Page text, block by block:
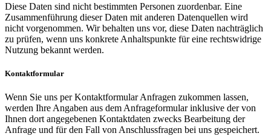
Diese Daten sind nicht bestimmten Personen zuordenbar. Eine
Zusammenführung dieser Daten mit anderen Datenquellen wird
nicht vorgenommen. Wir behalten uns vor, diese Daten nachträglich
zu prüfen, wenn uns konkrete Anhaltspunkte für eine rechtswidrige
Nutzung bekannt werden.
Kontaktformular
Wenn Sie uns per Kontaktformular Anfragen zukommen lassen,
werden Ihre Angaben aus dem Anfrageformular inklusive der von
Ihnen dort angegebenen Kontaktdaten zwecks Bearbeitung der
Anfrage und für den Fall von Anschlussfragen bei uns gespeichert.